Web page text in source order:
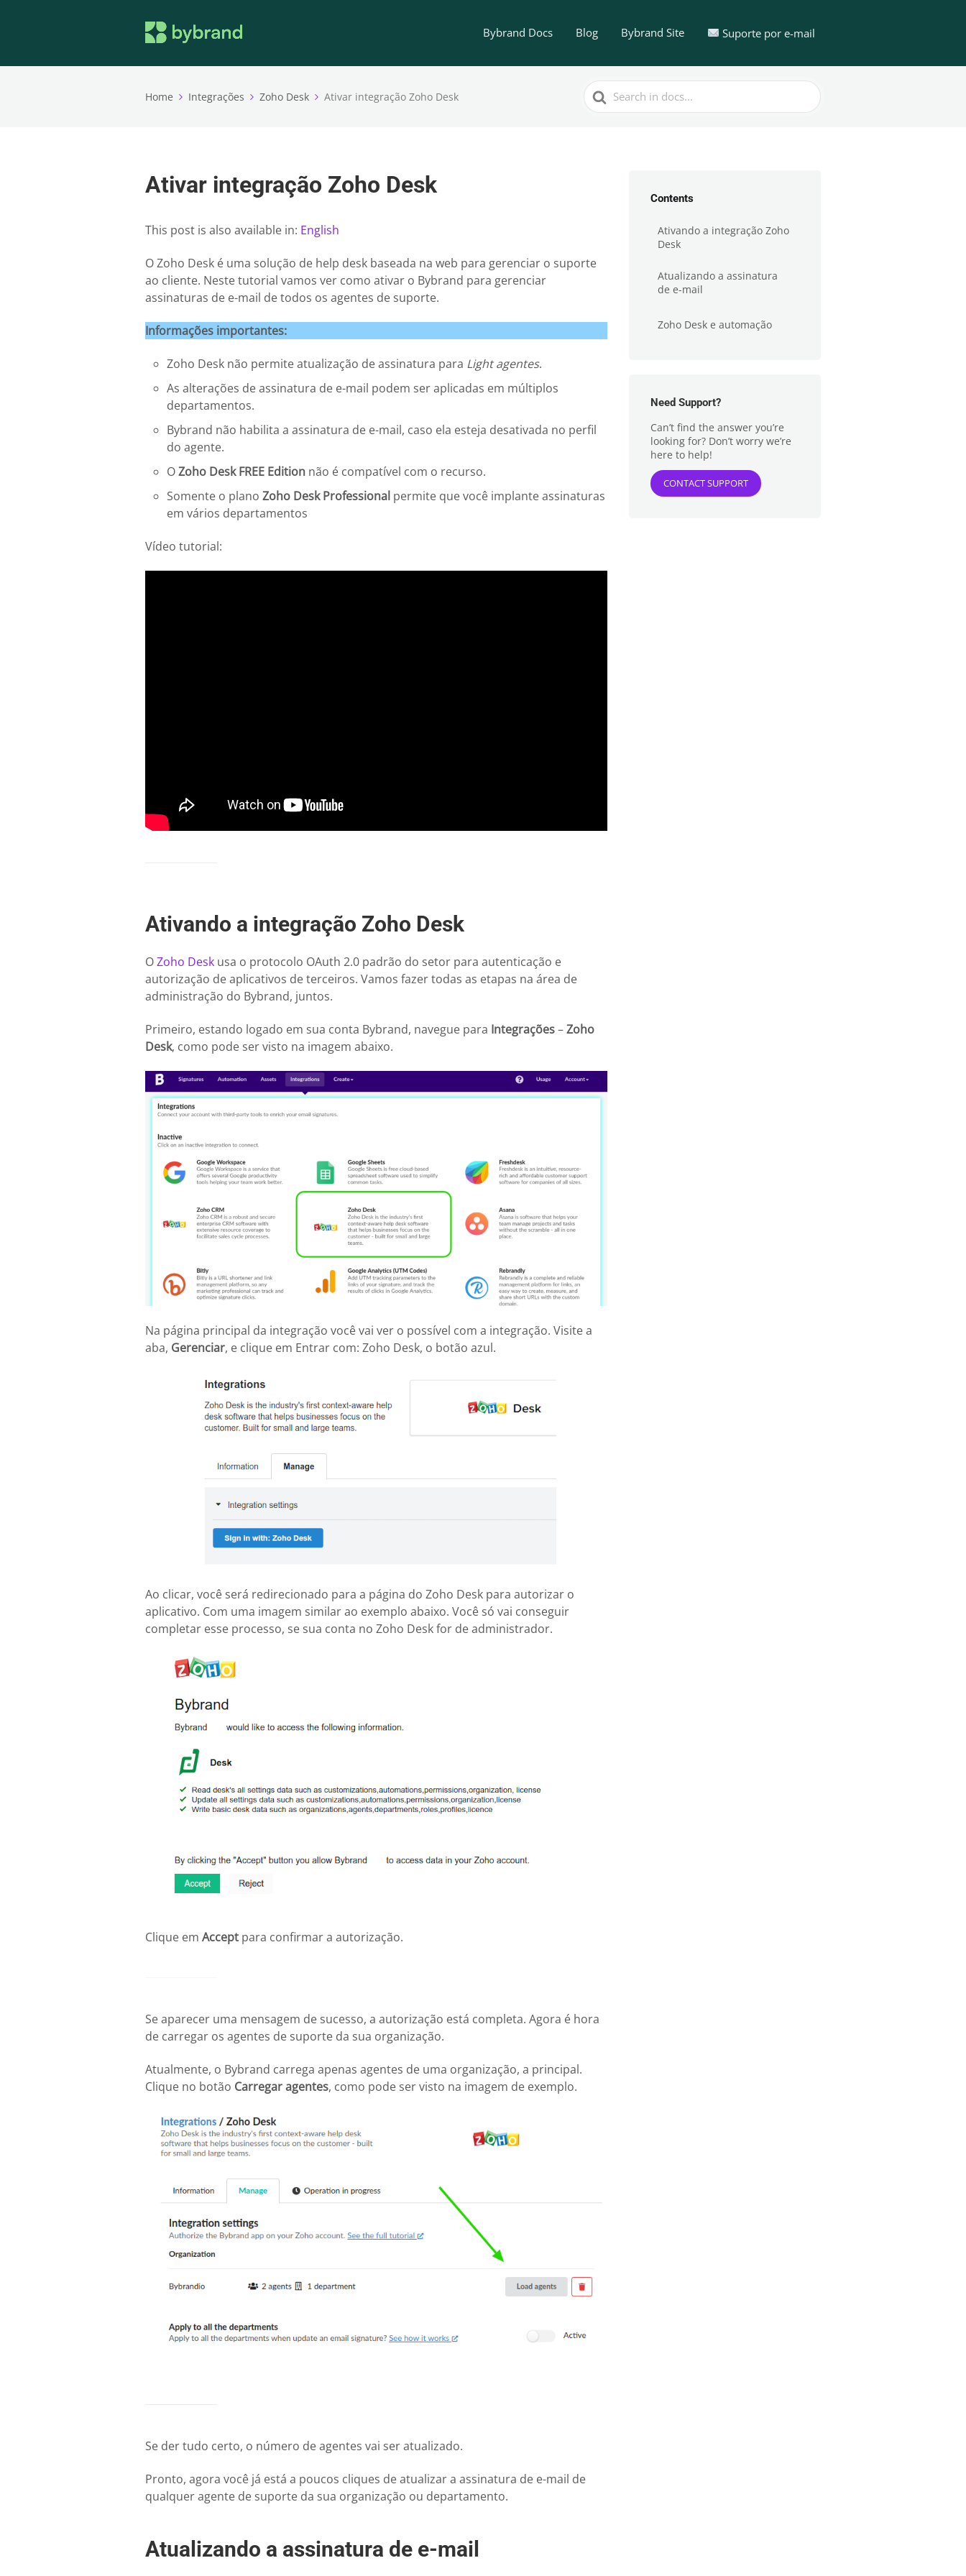
Bybrand Docs Blog Bybrand Site Suporte por e-mail
Home Integrações Zoho Desk Ativar integração Zoho Desk
Search
For
Ativar integração Zoho Desk
This post is also available in: English
O Zoho Desk é uma solução de help desk baseada na web para gerenciar o suporte
ao cliente. Neste tutorial vamos ver como ativar o Bybrand para gerenciar
assinaturas de e-mail de todos os agentes de suporte.
Informações importantes:
Zoho Desk não permite atualização de assinatura para Light agentes.
As alterações de assinatura de e-mail podem ser aplicadas em múltiplos
departamentos.
Bybrand não habilita a assinatura de e-mail, caso ela esteja desativada no perfil
do agente.
OZoho Desk FREE Edition não é compatível com o recurso.
Somente o plano Zoho Desk Professional permite que você implante assinaturas
em vários departamentos
Vídeo tutorial:
Ativando a integração Zoho Desk
OZoho Desk usa o protocolo OAuth 2.0 padrão do setor para autenticação e
autorização de aplicativos de terceiros. Vamos fazer todas as etapas na área de
administração do Bybrand, juntos.
Primeiro, estando logado em sua conta Bybrand, navegue para Integrações–Zoho
Desk, como pode ser visto na imagem abaixo.
Na página principal da integração você vai ver o possível com a integração. Visite a
aba, Gerenciar, e clique em Entrar com: Zoho Desk, o botão azul.
Ao clicar, você será redirecionado para a página do Zoho Desk para autorizar o
aplicativo. Com uma imagem similar ao exemplo abaixo. Você só vai conseguir
completar esse processo, se sua conta no Zoho Desk for de administrador.
Clique em Accept para confirmar a autorização.
Se aparecer uma mensagem de sucesso, a autorização está completa. Agora é hora
de carregar os agentes de suporte da sua organização.
Atualmente, o Bybrand carrega apenas agentes de uma organização, a principal.
Clique no botão Carregar agentes, como pode ser visto na imagem de exemplo.
Se der tudo certo, o número de agentes vai ser atualizado.
Pronto, agora você já está a poucos cliques de atualizar a assinatura de e-mail de
qualquer agente de suporte da sua organização ou departamento.
Atualizando a assinatura de e-mail
Contents
Ativando a integração Zoho
Desk
Atualizando a assinatura
de e-mail
Zoho Desk e automação
Need Support?
Can’t find the answer you’re
looking for? Don’t worry we’re
here to help!
CONTACT SUPPORT